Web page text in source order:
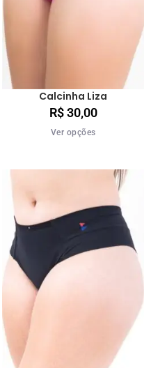
Calcinha Liza
R$30,00
Ver opções